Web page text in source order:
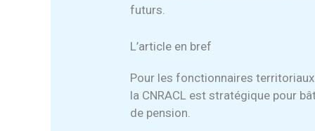
futurs.
L’article en bref
Pour les fonctionnaires
la CNRACL est stratégique pour
de pension.